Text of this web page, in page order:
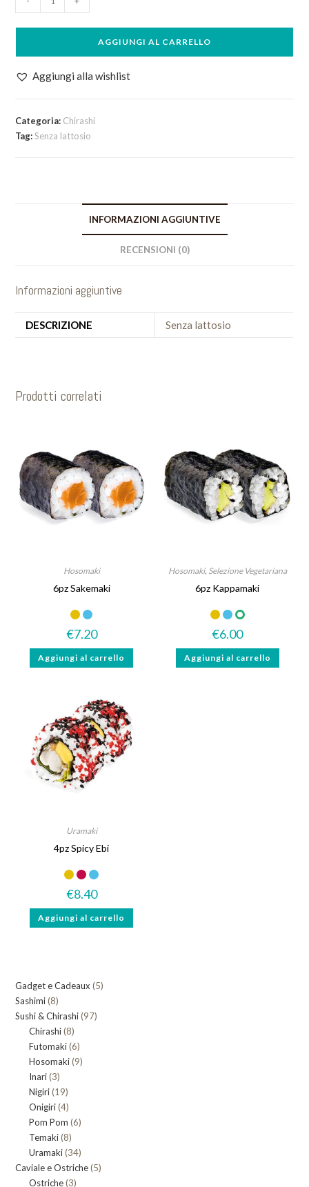
Irori
Spring
AGGIUNGI AL CARRELLO
Aggiungi alla wishlist
Categoria: Chirashi
Tag:Senza lattosio
INFORMAZIONI AGGIUNTIVE
RECENSIONI (0)
Informazioni aggiuntive
DESCRIZIONE Senza lattosio
Prodotti correlati
Hosomaki
6pz Sakemaki
€7.20
Aggiungi al carrello
Hosomaki, Selezione Vegetariana
6pz Kappamaki
€6.00
Aggiungi al carrello
Uramaki
4pz Spicy Ebi
€8.40
Aggiungi al carrello
Gadget e Cadeaux 55
Sashimi 88
prodotti
Sushi & Chirashi 9797
Chirashi 88
prodotti
Futomaki 66
prodotti
Hosomaki 99
Inari 33
prodotti
Nigiri 1919
prodotti
Onigiri 44
prodotti
Pom Pom 66
Temaki 88
prodotti
Uramaki 3434
prodotti
Caviale e Ostriche 55
Ostriche 33